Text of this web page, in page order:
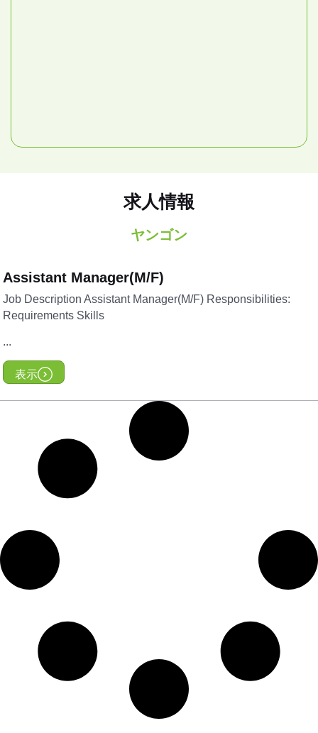
求人情報
ヤンゴン
Assistant Manager(M/F)
Job Description Assistant Manager(M/F) Responsibilities:
Requirements Skills
...
表示